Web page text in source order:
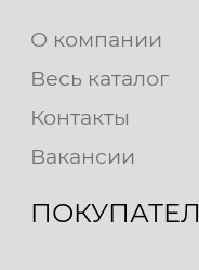
О компании
Весь каталог
Контакты
Вакансии